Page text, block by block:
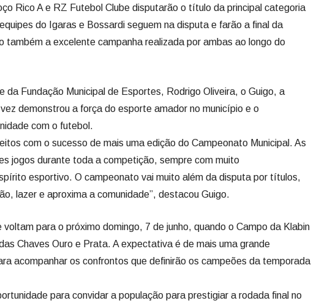
Rico A e RZ Futebol Clube disputarão o título da principal categoria
do Igaras e Bossardi seguem na disputa e farão a final da
também a excelente campanha realizada por ambas ao longo do
da Fundação Municipal de Esportes, Rodrigo Oliveira, o Guigo, a
demonstrou a força do esporte amador no município e o
com o futebol.
com o sucesso de mais uma edição do Campeonato Municipal. As
jogos durante toda a competição, sempre com muito
esportivo. O campeonato vai muito além da disputa por títulos,
lazer e aproxima a comunidade”, destacou Guigo.
para o próximo domingo, 7 de junho, quando o Campo da Klabin
Chaves Ouro e Prata. A expectativa é de mais uma grande
acompanhar os confrontos que definirão os campeões da temporada
para convidar a população para prestigiar a rodada final no